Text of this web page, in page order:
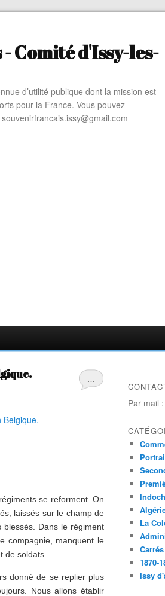
Comité d'Issy-les-
d’utilité publique dont la mission est
pour la France. Vous pouvez
…
se reforment. On
laissés sur le champ de
blessés. Dans le régiment
compagnie, manquent le
de soldats.
donné de se replier plus
Nous allons établir
Par mail
La
1870-
Issy